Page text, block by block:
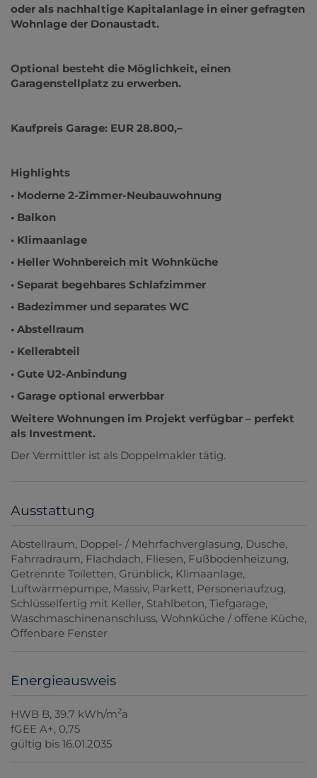
oder als nachhaltige Kapitalanlage in einer gefragten
Wohnlage der Donaustadt.
Optional besteht die Möglichkeit, einen
Garagenstellplatz zu erwerben.
Kaufpreis Garage: EUR 28.800,–
Highlights
• Moderne 2-Zimmer-Neubauwohnung
• Balkon
• Klimaanlage
• Heller Wohnbereich mit Wohnküche
• Separat begehbares Schlafzimmer
• Badezimmer und separates WC
• Abstellraum
• Kellerabteil
• Gute U2-Anbindung
• Garage optional erwerbbar
Weitere Wohnungen im Projekt verfügbar – perfekt
als Investment.
Der Vermittler ist als Doppelmakler tätig.
Ausstattung
Abstellraum Doppel- / Mehrfachverglasung Dusche
Fahrradraum Flachdach Fliesen Fußbodenheizung
Getrennte Toiletten Grünblick Klimaanlage
Luftwärmepumpe Massiv Parkett Personenaufzug
Schlüsselfertig mit Keller Stahlbeton Tiefgarage
Waschmaschinenanschluss Wohnküche / offene Küche
Öffenbare Fenster
Energieausweis
HWB B, 39.7 kWh/m2a
fGEE A+, 0,75
gültig bis 16.01.2035